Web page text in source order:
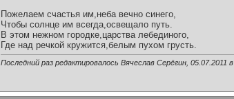
Пожелаем счастья им,неба вечно синего,
Чтобы солнце им всегда,освещало путь.
В этом нежном городке,царства лебединого,
Где над речкой кружится,белым пухом грусть.
Последний раз редактировалось Вячеслав Серёгин, 05.07.2011 в